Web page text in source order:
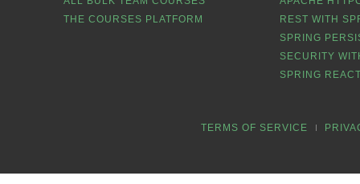
THE COURSES PLATFORM
REST WITH
SPRING
SECURITY
SPRING
TERMS OF SERVICE